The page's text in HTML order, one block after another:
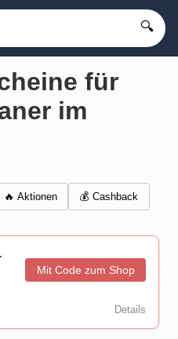
🔍
für
im
🔥 Aktionen 💰 Cashback
Mit Code zum Shop
Details